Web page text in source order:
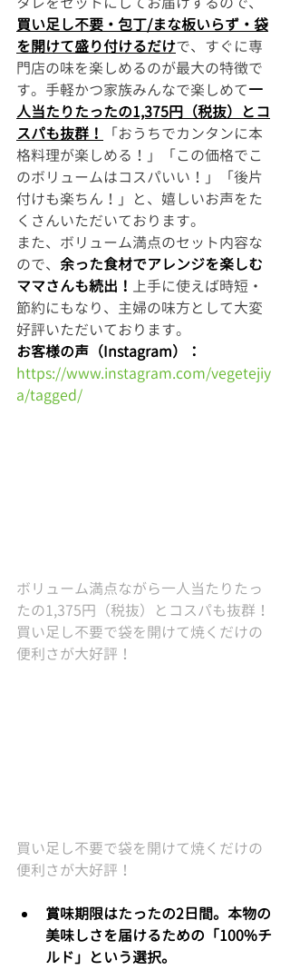
買い足し不要・包丁/まな板いらず・袋
を開けて盛り付けるだけで、すぐに専
門店の味を楽しめるのが最大の特徴で
す。手軽かつ家族みんなで楽しめて一
人当たりたったの1,375円（税抜）とコ
スパも抜群！
「おうちでカンタンに本
格料理が楽しめる！」「この価格でこ
のボリュームはコスパいい！」「後片
付けも楽ちん！」と、嬉しいお声をた
くさんいただいております。
また、ボリューム満点のセット内容な
ので、 余った食材でアレンジを楽しむ
ママさんも続出！ 上手に使えば時短・
節約にもなり、主婦の味方として大変
好評いただいております。
お客様の声（Instagram）：
https://www.instagram.com/vegetejiy
a/tagged/
ボリューム満点ながら一人当たりたっ
たの1,375円（税抜）とコスパも抜群！
買い足し不要で袋を開けて焼くだけの
便利さが大好評！
買い足し不要で袋を開けて焼くだけの
便利さが大好評！
賞味期限はたったの2日間。本物の
美味しさを届けるための「100%チ
ルド」という選択。